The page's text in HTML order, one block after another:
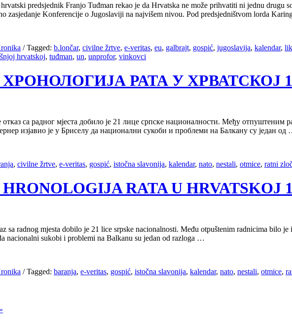
predsjednik Franjo Tuđman rekao je da Hrvatska ne može prihvatiti ni jednu drugu
zasjedanje Konferencije o Jugoslaviji na najvišem nivou. Pod predsjedništvom lorda
/Tagged: b.lončar, civilne žrtve, e-veritas, eu, galbrajt, gospić, jugoslavija, kalendar,
hrvatskoj, tuđman, un, unprofor, vinkovci
ХРОНОЛОГИЈА РАТА У ХРВАТСКОЈ
са радног мјеста добило је 21 лице српске националности. Међу отпуштеним
изјавио је у Бриселу да национални сукоби и проблеми на Балкану су један од
, civilne žrtve, e-veritas, gospić, istočna slavonija, kalendar, nato, nestali, otmice, ratni
HRONOLOGIJA RATA U HRVATSKOJ
sa radnog mjesta dobilo je 21 lice srpske nacionalnosti. Među otpuštenim radnicima bilo
nacionalni sukobi i problemi na Balkanu su jedan od razloga …
/Tagged: baranja, e-veritas, gospić, istočna slavonija, kalendar, nato, nestali, otmice,